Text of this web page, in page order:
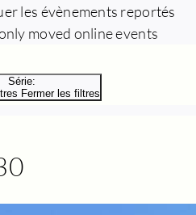
les évènements reportés
moved online events
Série:
Fermer les filtres